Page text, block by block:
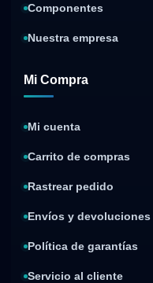
Componentes
Nuestra empresa
Mi Compra
Mi cuenta
Carrito de compras
Rastrear pedido
Envíos y devoluciones
Política de garantías
Servicio al cliente